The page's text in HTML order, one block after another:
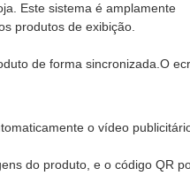
Este sistema é amplamente
produtos de exibição.
de forma sincronizada.O
o vídeo
do produto, e o código QR